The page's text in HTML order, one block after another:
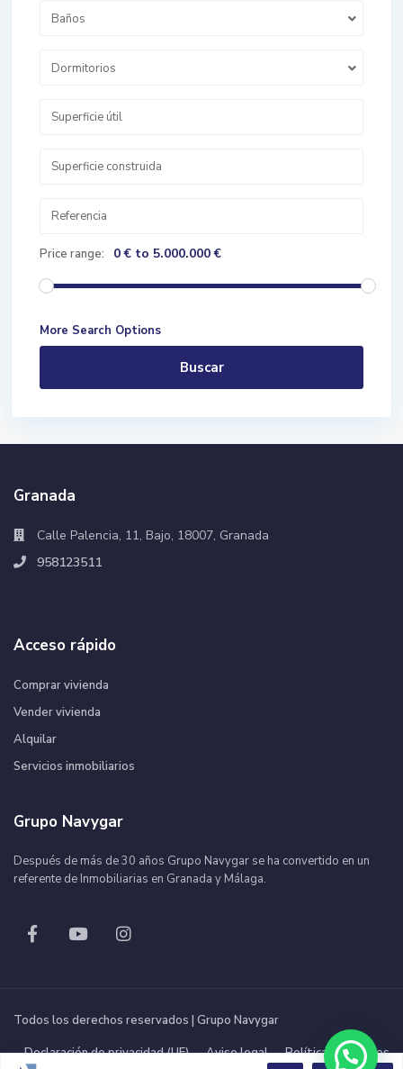
Baños
Dormitorios
Price range: 0 € to 5.000.000 €
More Search Options
Buscar
Granada
Calle Palencia, 11, Bajo, 18007, Granada
958123511
Acceso rápido
Comprar vivienda
Vender vivienda
Alquilar
Servicios inmobiliarios
Grupo Navygar
Después de más de 30 años Grupo Navygar se ha convertido en un
referente de Inmobiliarias en Granada y Málaga.
Todos los derechos reservados | Grupo Navygar
Declaración de privacidad (UE)
Aviso legal
Política de cookies